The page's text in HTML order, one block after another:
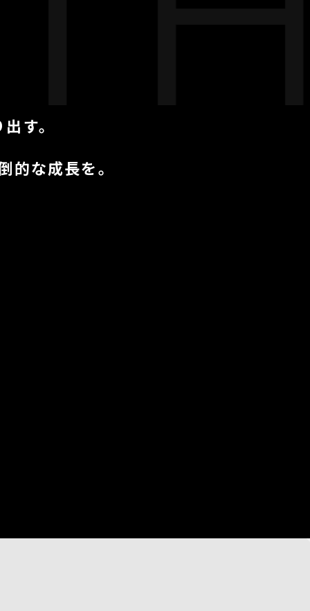
す。
的な成長を。